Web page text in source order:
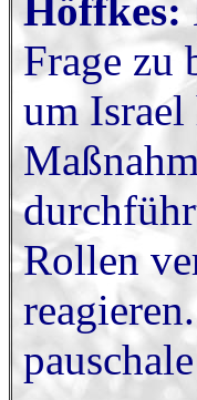
Höffkes:
Frage zu
um
Rollen